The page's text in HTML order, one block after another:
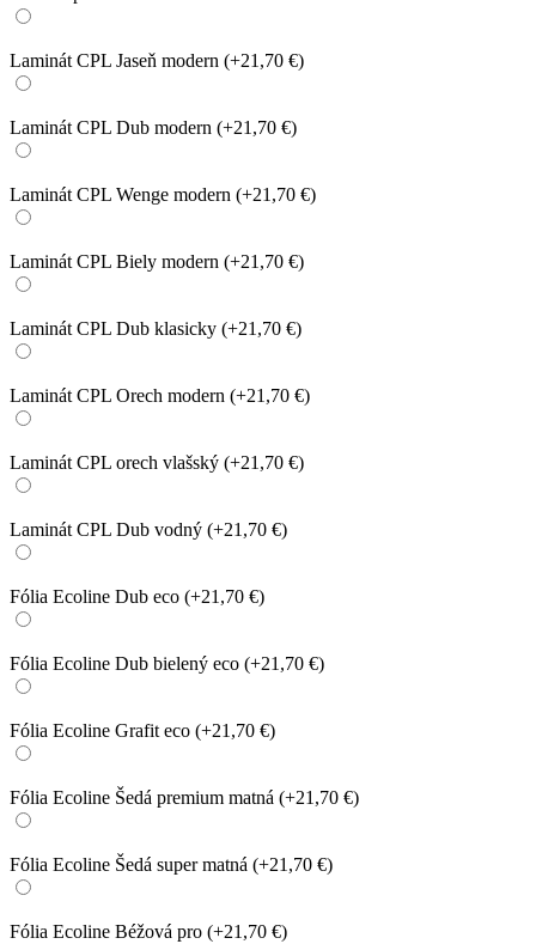
Laminát CPL Jaseň modern (+21,70 €)
Laminát CPL Dub modern (+21,70 €)
Laminát CPL Wenge modern (+21,70 €)
Laminát CPL Biely modern (+21,70 €)
Laminát CPL Dub klasicky (+21,70 €)
Laminát CPL Orech modern (+21,70 €)
Laminát CPL orech vlašský (+21,70 €)
Laminát CPL Dub vodný (+21,70 €)
Fólia Ecoline Dub eco (+21,70 €)
Fólia Ecoline Dub bielený eco (+21,70 €)
Fólia Ecoline Grafit eco (+21,70 €)
Fólia Ecoline Šedá premium matná (+21,70 €)
Fólia Ecoline Šedá super matná (+21,70 €)
Fólia Ecoline Béžová pro (+21,70 €)